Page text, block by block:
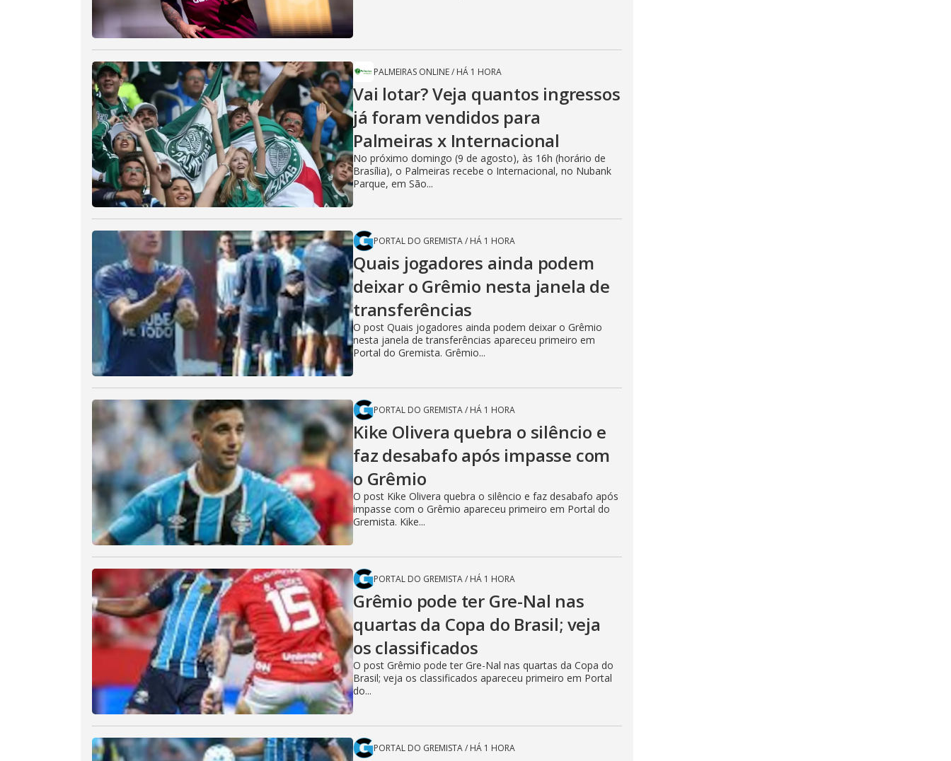
PALMEIRAS ONLINE/ HÁ 1 HORA
Vai lotar? Veja quantos ingressos
já foram vendidos para
Palmeiras x Internacional
No próximo domingo (9 de agosto), às 16h (horário de
Brasília), o Palmeiras recebe o Internacional, no Nubank
Parque, em São...
PORTAL DO GREMISTA/ HÁ 1 HORA
Quais jogadores ainda podem
deixar o Grêmio nesta janela de
transferências
O post Quais jogadores ainda podem deixar o Grêmio
nesta janela de transferências apareceu primeiro em
Portal do Gremista. Grêmio...
PORTAL DO GREMISTA/ HÁ 1 HORA
Kike Olivera quebra o silêncio e
faz desabafo após impasse com
o Grêmio
O post Kike Olivera quebra o silêncio e faz desabafo após
impasse com o Grêmio apareceu primeiro em Portal do
Gremista. Kike...
PORTAL DO GREMISTA/ HÁ 1 HORA
Grêmio pode ter Gre-Nal nas
quartas da Copa do Brasil; veja
os classificados
O post Grêmio pode ter Gre-Nal nas quartas da Copa do
Brasil; veja os classificados apareceu primeiro em Portal
do...
PORTAL DO GREMISTA/ HÁ 1 HORA